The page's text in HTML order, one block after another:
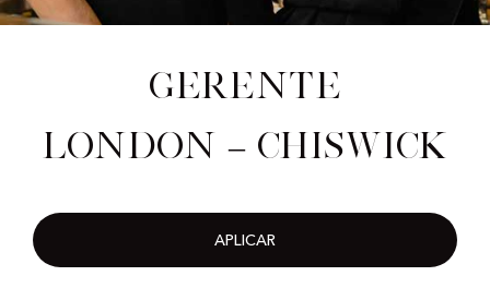
Gerente
London – Chiswick
APLICAR